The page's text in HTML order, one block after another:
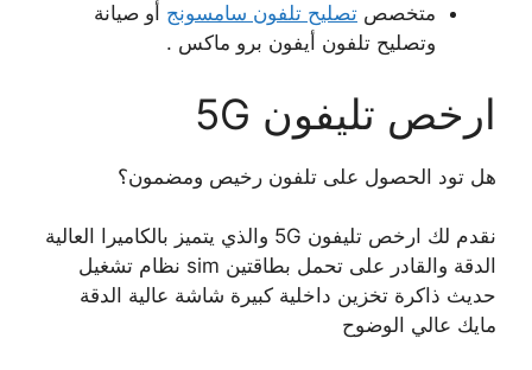
متخصص تصليح تلفون سامسونج أو صيانة
وتصليح تلفون أيفون برو ماكس .
ارخص تليفون 5G
هل تود الحصول على تلفون رخيص ومضمون؟
نقدم لك ارخص تليفون 5G والذي يتميز بالكاميرا العالية
الدقة والقادر على تحمل بطاقتين sim نظام تشغيل
حديث ذاكرة تخزين داخلية كبيرة شاشة عالية الدقة
مايك عالي الوضوح